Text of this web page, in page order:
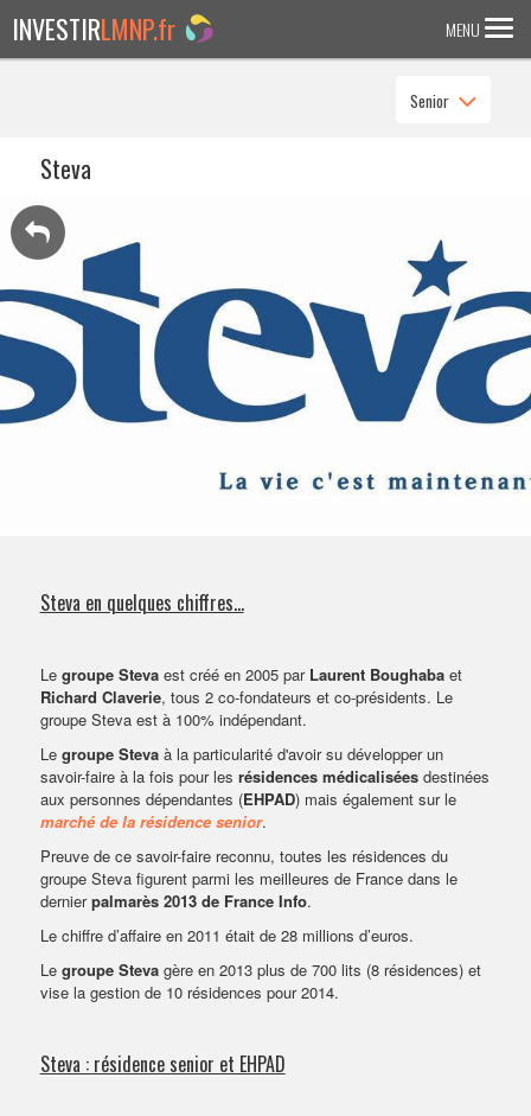
MENU
INVESTIRLMNP.fr
Investir en :
RESIDENCE ETUDIANTE
EHPAD
RESIDENCE SENIOR
RESIDENCE AFFAIRE/TOURISME
ACTUALITES
Senior
Steva
Steva en quelques chiffres...
Le groupe Stevaest créé en 2005 par Laurent Boughabaet
Richard Claverie, tous 2 co-fondateurs et co-présidents. Le
groupe Steva est à 100% indépendant.
Le groupe Stevaà la particularité d'avoir su développer un
savoir-faire à la fois pour les résidences médicaliséesdestinées
aux personnes dépendantes (EHPAD) mais également sur le
marché de la résidence senior.
Preuve de ce savoir-faire reconnu, toutes les résidences du
groupe Steva figurent parmi les meilleures de France dans le
dernierpalmarès 2013 de France Info.
Le chiffre d’affaire en 2011 était de 28 millions d’euros.
Le groupe Steva gère en 2013 plus de 700 lits (8 résidences) et
vise la gestion de 10 résidences pour 2014.
Steva : résidence senior et EHPAD